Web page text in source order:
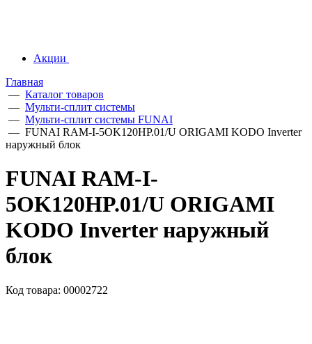
Акции
Главная
— Каталог товаров
— Мульти-сплит системы
— Мульти-сплит системы FUNAI
— FUNAI RAM-I-5OK120HP.01/U ORIGAMI KODO Inverter
наружный блок
FUNAI RAM-I-
5OK120HP.01/U ORIGAMI
KODO Inverter наружный
блок
Код товара: 00002722